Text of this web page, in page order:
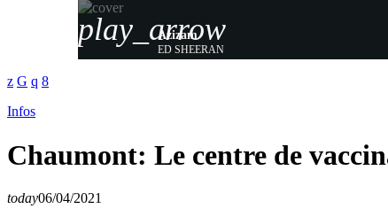
play_arrow
Azizam
ED SHEERAN
Infos
Chaumont: Le centre de
today06/04/2021